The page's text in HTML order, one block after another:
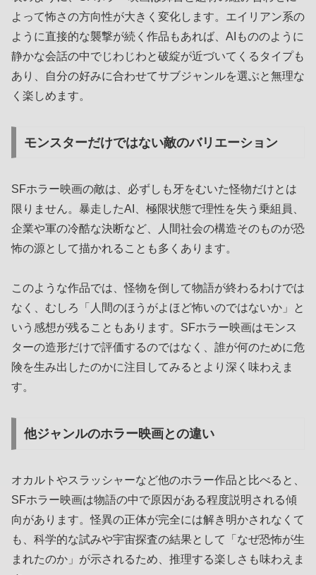
よって怖さの方向性が大きく変化します。エイリアン系の
ように直接的な襲撃が続く作品もあれば、AIもののように
静かな会話の中でじわじわと破綻が近づいてくるタイプも
あり、自分の好みに合わせてサブジャンルを選ぶと無理な
く楽しめます。
モンスターだけではない敵のバリエーション
SFホラー映画の敵は、必ずしも牙をむいた怪物だけとは
限りません。暴走したAI、極限状態で理性を失う乗組員、
企業や軍の冷酷な決断など、人間社会の構造そのものが恐
怖の源として描かれることも多くあります。
このような作品では、怪物を倒して物語が終わるわけでは
なく、むしろ「人間のほうがよほど怖いのではないか」と
いう感想が残ることもあります。SFホラー映画はモンス
ターの造形だけで評価するのではなく、誰が何のために危
険を生み出したのかに注目してみるとより深く味わえま
す。
他ジャンルのホラー映画との違い
オカルトやスラッシャーなど他のホラー作品と比べると、
SFホラー映画は物語の中で原因がある程度説明される傾
向があります。怪異の正体が完全には解き明かされなくて
も、科学的な試みや宇宙探査の結果として「なぜ恐怖が生
まれたのか」が示されるため、推理する楽しさも味わえま